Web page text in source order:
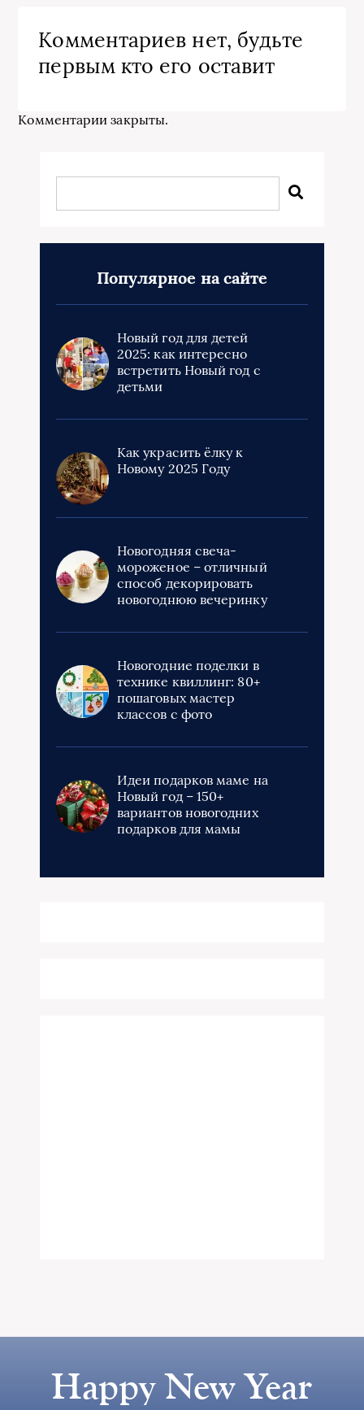
Комментариев нет, будьте
первым кто его оставит
Комментарии закрыты.
Популярное на сайте
Новый год для детей
2025: как интересно
встретить Новый год с
детьми
Как украсить ёлку к
Новому 2025 Году
Новогодняя свеча-
мороженое – отличный
способ декорировать
новогоднюю вечеринку
Новогодние поделки в
технике квиллинг: 80+
пошаговых мастер
классов с фото
Идеи подарков маме на
Новый год – 150+
вариантов новогодних
подарков для мамы
Happy New Year